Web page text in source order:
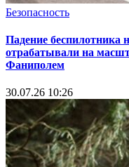
Безопасность
Падение беспилотника
отрабатывали на
Фаниполем
30.07.26 10:26